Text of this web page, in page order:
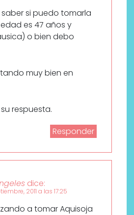
si puedo tomarla
es 47 años y
o bien debo
muy bien en
respuesta.
Responder
dice:
2011 a las 17:25
a tomar Aquisoja